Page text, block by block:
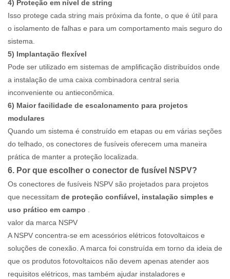
4) Proteção em nível de string
Isso protege cada string mais próxima da fonte, o que é útil para
o isolamento de falhas e para um comportamento mais seguro do
sistema.
5) Implantação flexível
Pode ser utilizado em sistemas de amplificação distribuídos onde
a instalação de uma caixa combinadora central seria
inconveniente ou antieconômica.
6) Maior facilidade de escalonamento para projetos
modulares
Quando um sistema é construído em etapas ou em várias seções
do telhado, os conectores de fusíveis oferecem uma maneira
prática de manter a proteção localizada.
6. Por que escolher o conector de fusível NSPV?
Os conectores de fusíveis NSPV são projetados para projetos
que necessitam de proteção confiável, instalação simples e
uso prático em campo .
valor da marca NSPV
A NSPV concentra-se em acessórios elétricos fotovoltaicos e
soluções de conexão. A marca foi construída em torno da ideia de
que os produtos fotovoltaicos não devem apenas atender aos
requisitos elétricos, mas também ajudar instaladores e